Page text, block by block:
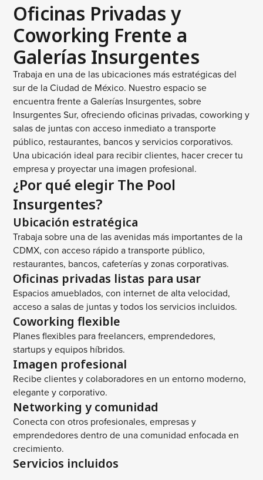
Oficinas Privadas y
Coworking Frente a
Galerías Insurgentes
Trabaja en una de las ubicaciones más estratégicas del
sur de la Ciudad de México. Nuestro espacio se
encuentra frente a Galerías Insurgentes, sobre
Insurgentes Sur, ofreciendo oficinas privadas, coworking y
salas de juntas con acceso inmediato a transporte
público, restaurantes, bancos y servicios corporativos.
Una ubicación ideal para recibir clientes, hacer crecer tu
empresa y proyectar una imagen profesional.
¿Por qué elegir The Pool
Insurgentes?
Ubicación estratégica
Trabaja sobre una de las avenidas más importantes de la
CDMX, con acceso rápido a transporte público,
restaurantes, bancos, cafeterías y zonas corporativas.
Oficinas privadas listas para usar
Espacios amueblados, con internet de alta velocidad,
acceso a salas de juntas y todos los servicios incluidos.
Coworking flexible
Planes flexibles para freelancers, emprendedores,
startups y equipos híbridos.
Imagen profesional
Recibe clientes y colaboradores en un entorno moderno,
elegante y corporativo.
Networking y comunidad
Conecta con otros profesionales, empresas y
emprendedores dentro de una comunidad enfocada en
crecimiento.
Servicios incluidos